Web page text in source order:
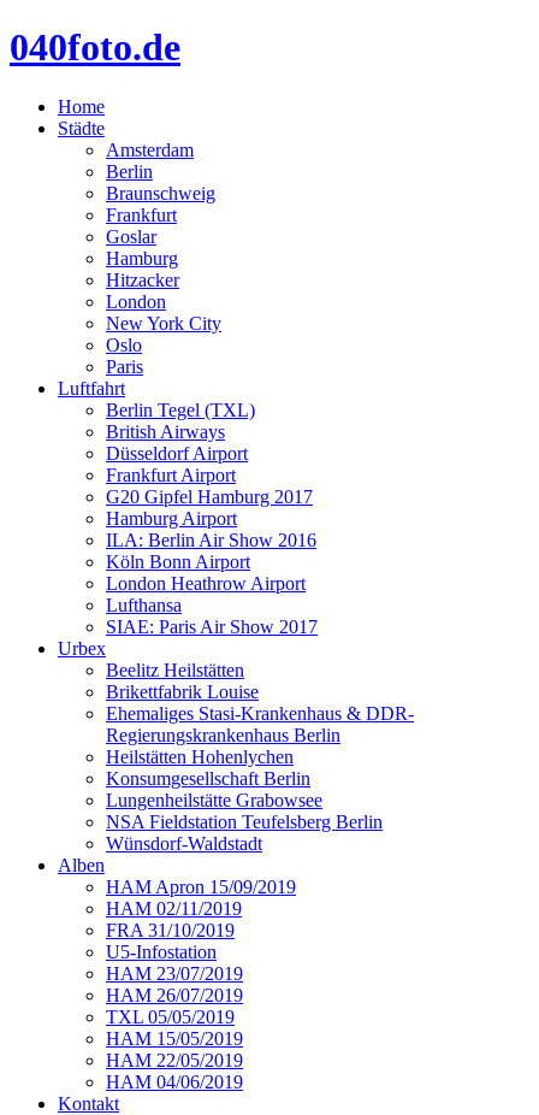
040foto.de
Home
Städte
Amsterdam
Berlin
Braunschweig
Frankfurt
Goslar
Hamburg
Hitzacker
London
New York City
Oslo
Paris
Luftfahrt
Berlin Tegel (TXL)
British Airways
Düsseldorf Airport
Frankfurt Airport
G20 Gipfel Hamburg 2017
Hamburg Airport
ILA: Berlin Air Show 2016
Köln Bonn Airport
London Heathrow Airport
Lufthansa
SIAE: Paris Air Show 2017
Urbex
Beelitz Heilstätten
Brikettfabrik Louise
Ehemaliges Stasi-Krankenhaus & DDR-
Regierungskrankenhaus Berlin
Heilstätten Hohenlychen
Konsumgesellschaft Berlin
Lungenheilstätte Grabowsee
NSA Fieldstation Teufelsberg Berlin
Wünsdorf-Waldstadt
Alben
HAM Apron 15/09/2019
HAM 02/11/2019
FRA 31/10/2019
U5-Infostation
HAM 23/07/2019
HAM 26/07/2019
TXL 05/05/2019
HAM 15/05/2019
HAM 22/05/2019
HAM 04/06/2019
Kontakt